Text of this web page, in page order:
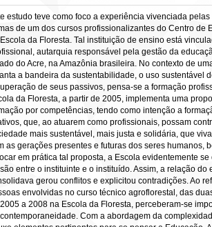
estudo teve como foco a experiência vivenciada
de um dos cursos profissionalizantes do Centro de
da Floresta. Tal instituição de ensino está
autarquia responsável pela gestão da
do Acre, na Amazônia brasileira. No contexto de
a bandeira da sustentabilidade, o uso sustentável
de seus passivos, pensa-se a formação
da Floresta, a partir de 2005, implementa uma
por competências, tendo como intenção a
que, ao atuarem como profissionais, possam
mais sustentável, mais justa e solidária, que
as gerações presentes e futuras dos seres humanos,
em prática tal proposta, a Escola evidentemente
entre o instituinte e o instituído. Assim, a relação
gerou conflitos e explicitou contradições. Ao
envolvidas no curso técnico agroflorestal, das
a 2008 na Escola da Floresta, perceberam-se
Com a abordagem da